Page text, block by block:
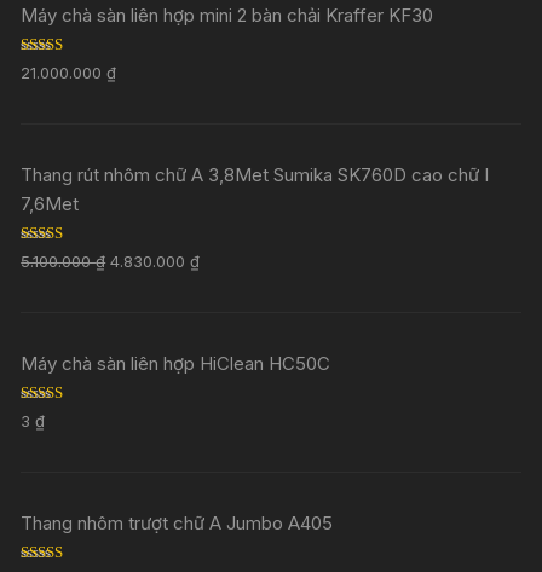
Máy chà sàn liên hợp mini 2 bàn chải Kraffer KF30
Rated5.00
out of 5
21.000.000₫
Thang rút nhôm chữ A 3,8Met Sumika SK760D cao chữ I
7,6Met
Rated5.00
out of 5
5.100.000₫ 4.830.000₫
Máy chà sàn liên hợp HiClean HC50C
Rated
out of 5
3₫
Thang nhôm trượt chữ A Jumbo A405